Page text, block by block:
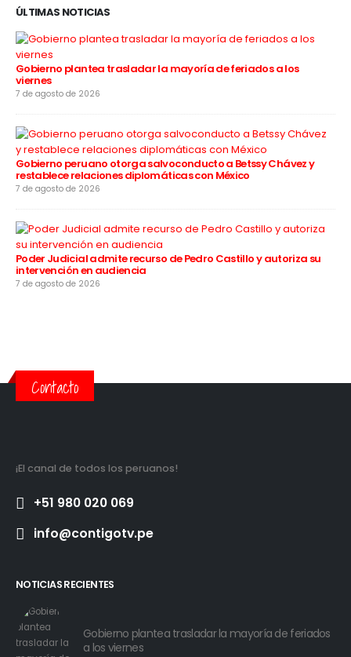
ÚLTIMAS NOTICIAS
Gobierno plantea trasladar la mayoría de feriados a los
viernes
7 de agosto de 2026
Gobierno peruano otorga salvoconducto a Betssy Chávez y
restablece relaciones diplomáticas con México
7 de agosto de 2026
Poder Judicial admite recurso de Pedro Castillo y autoriza su
intervención en audiencia
7 de agosto de 2026
Contacto
¡El canal de todos los peruanos!
+51 980 020 069
info@contigotv.pe
NOTICIAS RECIENTES
Gobierno plantea trasladar la mayoría de feriados
a los viernes